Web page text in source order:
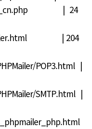
zh_cn.php | 24
| 204
POP3.html |
SMTP.html |